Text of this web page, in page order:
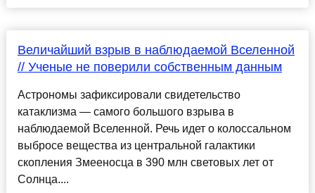
Величайший взрыв в наблюдаемой Вселенной
// Ученые не поверили собственным данным
Астрономы зафиксировали свидетельство
катаклизма — самого большого взрыва в
наблюдаемой Вселенной. Речь идет о колоссальном
выбросе вещества из центральной галактики
скопления Змееносца в 390 млн световых лет от
Солнца....